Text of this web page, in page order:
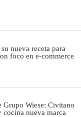
nueva receta para
foco en e-commerce
Grupo Wiese: Civitano
cocina nueva marca